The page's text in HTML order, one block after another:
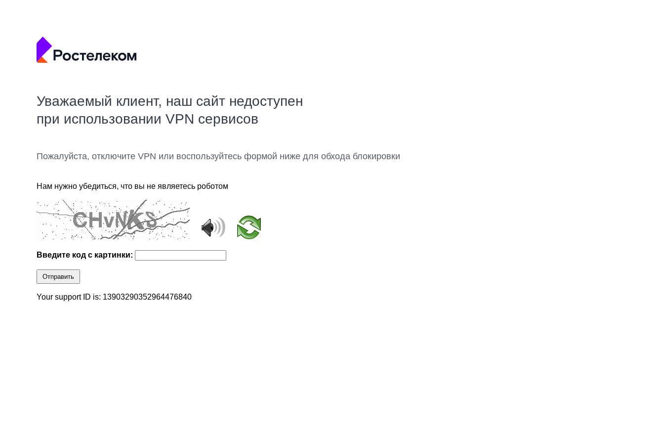
Уважаемый клиент, наш сайт недоступен
при использовании VPN сервисов
Пожалуйста, отключите VPN или воспользуйтесь формой ниже для обхода блокировки
Нам нужно убедиться, что вы не являетесь роботом
Введите код с картинки:
Отправить
Your support ID is: 13903290352964476840